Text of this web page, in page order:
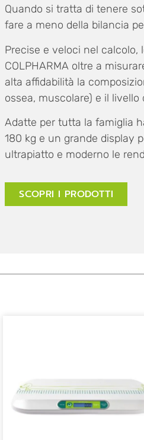
Quando si tratta di tenere
fare a meno della bilancia
Precise e veloci nel calcolo,
COLPHARMA oltre a
alta affidabilità la
ossea, muscolare) e il
Adatte per tutta la famiglia
180 kg e un grande display
ultrapiatto e moderno le
SCOPRI I PRODOTTI